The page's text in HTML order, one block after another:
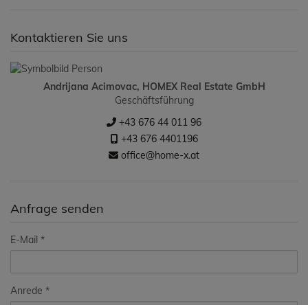
Kontaktieren Sie uns
Andrijana Acimovac, HOMEX Real Estate GmbH
Geschäftsführung
+43 676 44 011 96
+43 676 4401196
office@home-x.at
Anfrage senden
E-Mail
Anrede